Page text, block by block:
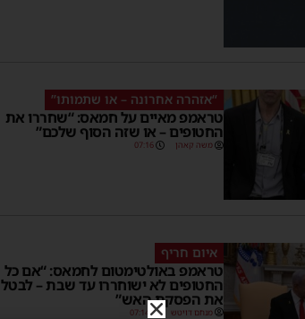
“אזהרה אחרונה – או שתמותו”
טראמפ מאיים על חמאס: “שחררו את
החטופים – או שזה הסוף שלכם”
משה קאהן 07:16
איום חריף
טראמפ באולטימטום לחמאס: “אם כל
החטופים לא ישוחררו עד שבת – לבטל
את הפסקת האש”
מנחם דויטש 07:14